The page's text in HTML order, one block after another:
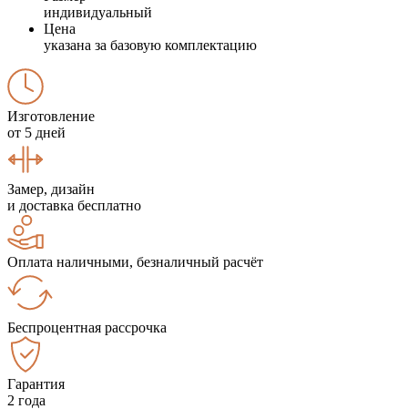
индивидуальный
Цена
указана за базовую комплектацию
Изготовление
от 5 дней
Замер, дизайн
и доставка бесплатно
Оплата наличными, безналичный расчёт
Беспроцентная рассрочка
Гарантия
2 года